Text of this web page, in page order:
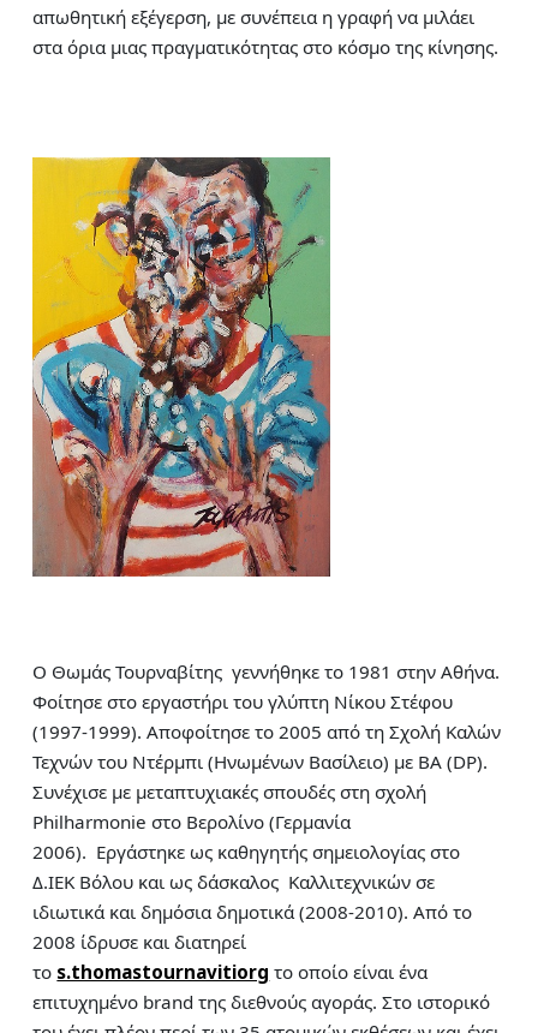
απωθητική εξέγερση, με συνέπεια η γραφή να μιλάει
στα όρια μιας πραγματικότητας στο κόσμο της κίνησης.
Ο Θωμάς Τουρναβίτης γεννήθηκε το 1981 στην Αθήνα.
Φοίτησε στο εργαστήρι του γλύπτη Νίκου Στέφου
(1997-1999). Αποφοίτησε το 2005 από τη Σχολή Καλών
Τεχνών του Ντέρμπι (Ηνωμένων Βασίλειο) με BA (DP).
Συνέχισε με μεταπτυχιακές σπουδές στη σχολή
Philharmonie στο Βερολίνο (Γερμανία
2006). Εργάστηκε ως καθηγητής σημειολογίας στο
Δ.ΙΕΚ Βόλου και ως δάσκαλος Καλλιτεχνικών σε
ιδιωτικά και δημόσια δημοτικά (2008-2010). Από το
2008 ίδρυσε και διατηρεί
το s.thomastournavitiorg το οποίο είναι ένα
επιτυχημένο brand της διεθνούς αγοράς. Στο ιστορικό